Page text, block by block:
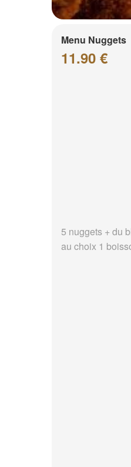
Menu Nuggets
11.90 €
5 nuggets + du
au choix 1